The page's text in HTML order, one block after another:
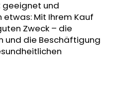
geeignet und
etwas: Mit Ihrem Kauf
Zweck – die
und die Beschäftigung